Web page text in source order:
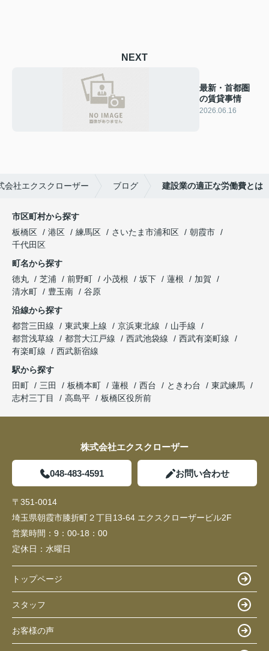
NEXT
最新・首都圏
の賃貸事情
2026.06.16
会社エクスクローザー ブログ 建設業の適正な労働費とは
市区町村から探す
板橋区
港区 練馬区 さいたま市浦和区
朝霞市
千代田区
町名から探す
徳丸
芝浦 前野町 小茂根 坂下 蓮根
加賀
清水町
豊玉南
谷原
沿線から探す
都営三田線
東武東上線 京浜東北線
山手線
都営浅草線
都営大江戸線 西武池袋線
西武有楽町線
有楽町線
西武新宿線
駅から探す
田町
三田 板橋本町 蓮根 西台 ときわ台
東武練馬
志村三丁目
高島平 板橋区役所前
株式会社エクスクローザー
048-483-4591 お問い合わせ
〒351-0014
埼玉県朝霞市膝折町２丁目13-64 エクスクローザービル2F
営業時間： 9：00-18：00
定休日： 水曜日
トップページ
スタッフ
お客様の声